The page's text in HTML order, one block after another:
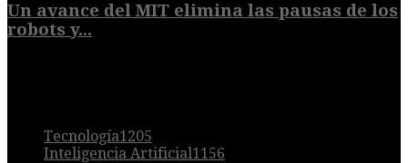
Un avance del MIT elimina las pausas de los
robots y...
Tecnología1205
Inteligencia Artificial1156